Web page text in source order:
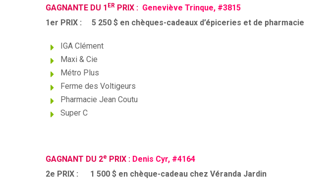
m
o
n
d
GAGNANTE DU 1 ER PRIX : Geneviève Trinque, #3815
1er PRIX : 5 250 $ en chèques-cadeaux d’épiceries et de pharmacie
IGA Clément
Maxi & Cie
Métro Plus
Ferme des Voltigeurs
Pharmacie Jean Coutu
Super C
GAGNANT DU 2e PRIX : Denis Cyr, #4164
2e PRIX : 1 500 $ en chèque-cadeau chez Véranda Jardin